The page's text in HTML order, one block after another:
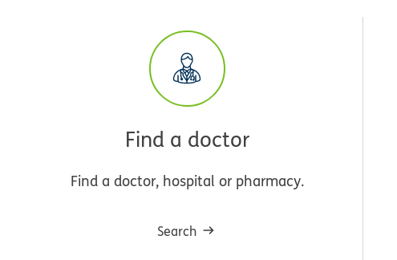
Find a doctor
Find a doctor, hospital or pharmacy.
Search